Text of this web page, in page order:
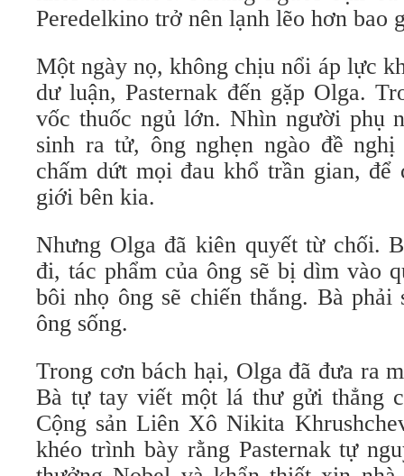
Peredelkino trở nên lạnh lẽo hơn bao
Một ngày nọ, không chịu nổi áp lực
dư luận, Pasternak đến gặp Olga.
vốc thuốc ngủ lớn. Nhìn người phụ
sinh ra tử, ông nghẹn ngào đề
chấm dứt mọi đau khổ trần gian, để
giới bên kia.
Nhưng Olga đã kiên quyết từ chối.
đi, tác phẩm của ông sẽ bị dìm vào
bôi nhọ ông sẽ chiến thắng. Bà
ông sống.
Trong cơn bách hại, Olga đã đưa ra
Bà tự tay viết một lá thư gửi thẳng
Cộng sản Liên Xô Nikita
khéo trình bày rằng Pasternak tự